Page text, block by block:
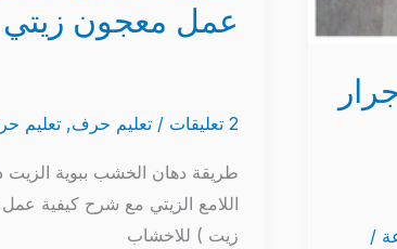
/
عمل معجون زيتي
2 تعليقات /تعليم حرف,تعليم
طريقة دهان الخشب ببوية الزيت
اللامع الزيتي مع شرح كيفية
زيت ) للاخشاب